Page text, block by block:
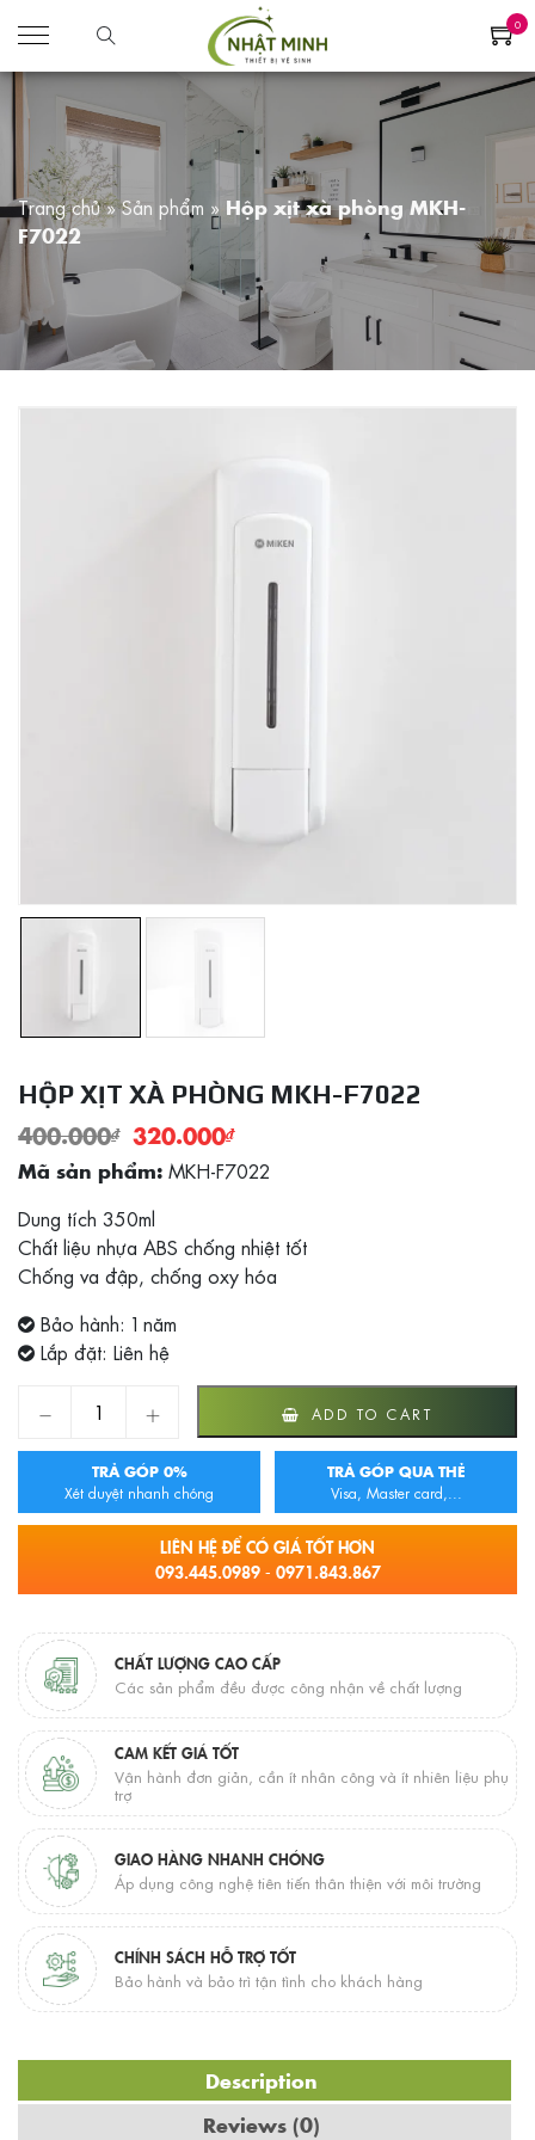
0
Trang chủ»Sản phẩm » Hộp xịt xà phòng MKH-
F7022
HỘP XỊT XÀ PHÒNG MKH-F7022
400.000₫ 320.000₫
Mã sản phẩm: MKH-F7022
Dung tích 350ml
Chất liệu nhựa ABS chống nhiệt tốt
Chống va đập, chống oxy hóa
Bảo hành: 1 năm
Lắp đặt: Liên hệ
ADD TO CART
TRẢ GÓP 0%
Xét duyệt nhanh chóng
TRẢ GÓP QUA THẺ
Visa, Master card,...
LIÊN HỆ ĐỂ CÓ GIÁ TỐT HƠN
093.445.0989 - 0971.843.867
CHẤT LƯỢNG CAO CẤP
Các sản phẩm đều được công nhận về chất lượng
CAM KẾT GIÁ TỐT
Vận hành đơn giản, cần ít nhân công và ít nhiên liệu phụ
trợ
GIAO HÀNG NHANH CHÓNG
Áp dụng công nghệ tiên tiến thân thiện với môi trường
CHÍNH SÁCH HỖ TRỢ TỐT
Bảo hành và bảo trì tận tình cho khách hàng
Description
Reviews (0)